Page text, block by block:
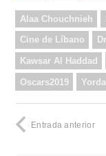
Alaa Chouchnieh
Cine de Líbano
Kawsar Al Haddad
Oscars2019
Entrada anterior